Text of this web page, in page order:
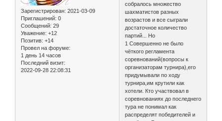
Зарегистрирован: 2021-03-09
Приглашений: 0
Сообщений: 29
Уважение: +12
Позитив: +14
Провел на форуме:
1 день 14 часов
Последний визит:
2022-09-28 22:08:31
собралось множество
шахматистов разных
возрастов и все сыграли
достаточное количество
партий... Но
1 Совершенно не было
чёткого регламента
соревнований(вопросы к
организаторам турнира),его
придумывали по ходу
турнира,им крутили как
хотели. Кто участвовал в
соревнованиях до последнего
тура не понимал как
распределят победителей и